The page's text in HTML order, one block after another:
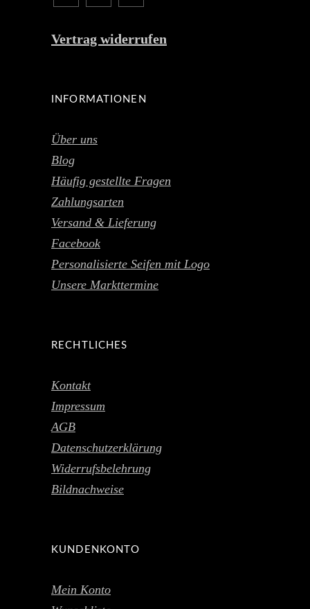
Vertrag widerrufen
INFORMATIONEN
Über uns
Blog
Häufig gestellte Fragen
Zahlungsarten
Versand & Lieferung
Facebook
Personalisierte Seifen mit Logo
Unsere Markttermine
RECHTLICHES
Kontakt
Impressum
AGB
Datenschutzerklärung
Widerrufsbelehrung
Bildnachweise
KUNDENKONTO
Mein Konto